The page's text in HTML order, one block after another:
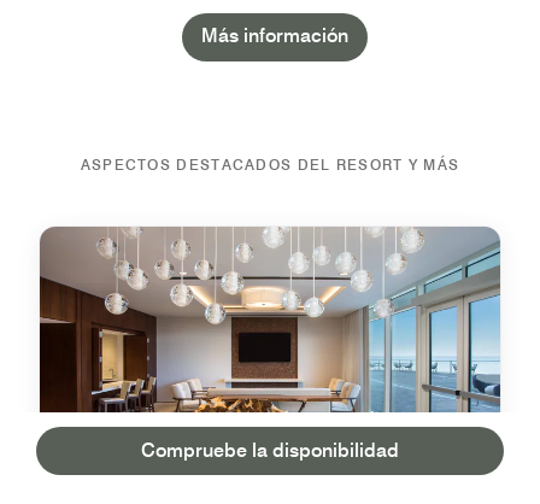
Compruebe la disponibilidad
Más información
ASPECTOS DESTACADOS DEL RESORT Y MÁS